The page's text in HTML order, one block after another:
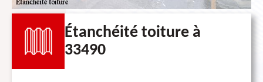
Étanchéité toiture à
33490